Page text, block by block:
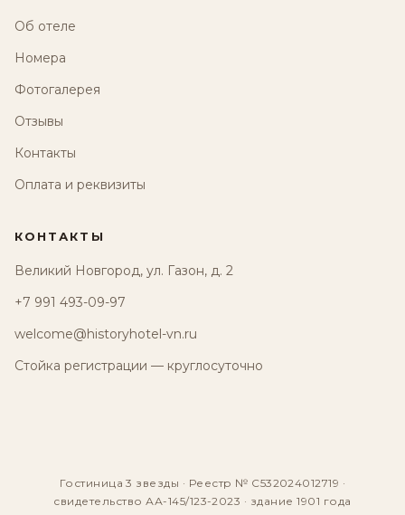
Об отеле
Номера
Фотогалерея
Отзывы
Контакты
Оплата и реквизиты
КОНТАКТЫ
Великий Новгород, ул. Газон, д. 2
+7 991 493-09-97
welcome@historyhotel-vn.ru
Стойка регистрации — круглосуточно
Гостиница 3 звезды · Реестр № С532024012719 ·
свидетельство АА-145/123-2023 · здание 1901 года